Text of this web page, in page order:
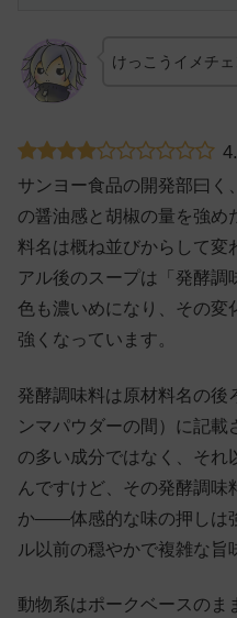
けっこうイメチェ
サンヨー食品の開発部曰く
の醤油感と胡椒の量を強め
料名は概ね並びからして変
アル後のスープは「発酵調
色も濃いめになり、その変
強くなっています。
発酵調味料は原材料名の後
ンマパウダーの間）に記載
の多い成分ではなく、それ
んですけど、その発酵調味
か——体感的な味の押しは
ル以前の穏やかで複雑な旨
動物系はポークベースのま